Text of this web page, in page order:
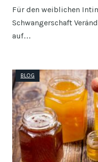
Für den weiblichen
Schwangerschaft
auf…
BLOG